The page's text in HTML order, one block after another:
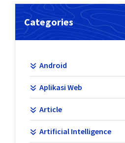
Categories
Android
Aplikasi Web
Article
Artificial Intelligence